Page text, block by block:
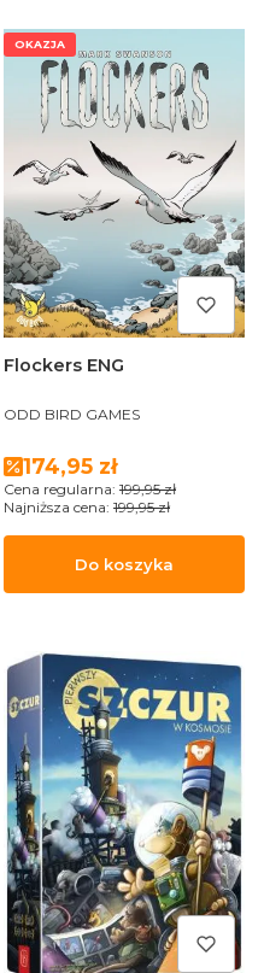
OKAZJA
Flockers ENG
PRODUCENT
ODD BIRD GAMES
Cena promocyjna
174,95 zł
Cena regularna: 199,95 zł
Najniższa cena: 199,95 zł
Do koszyka